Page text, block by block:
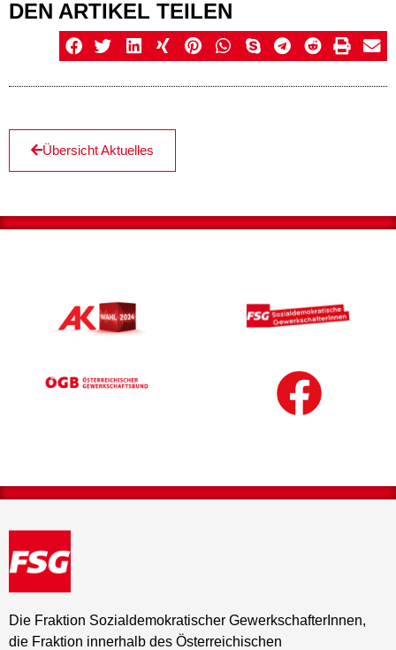
DEN ARTIKEL TEILEN
Übersicht Aktuelles
Die Fraktion Sozialdemokratischer GewerkschafterInnen,
die Fraktion innerhalb des Österreichischen